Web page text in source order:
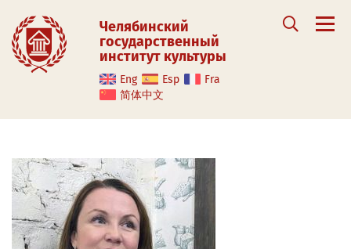
Челябинский
государственный
институт культуры
Eng Esp
Fra
简体中文